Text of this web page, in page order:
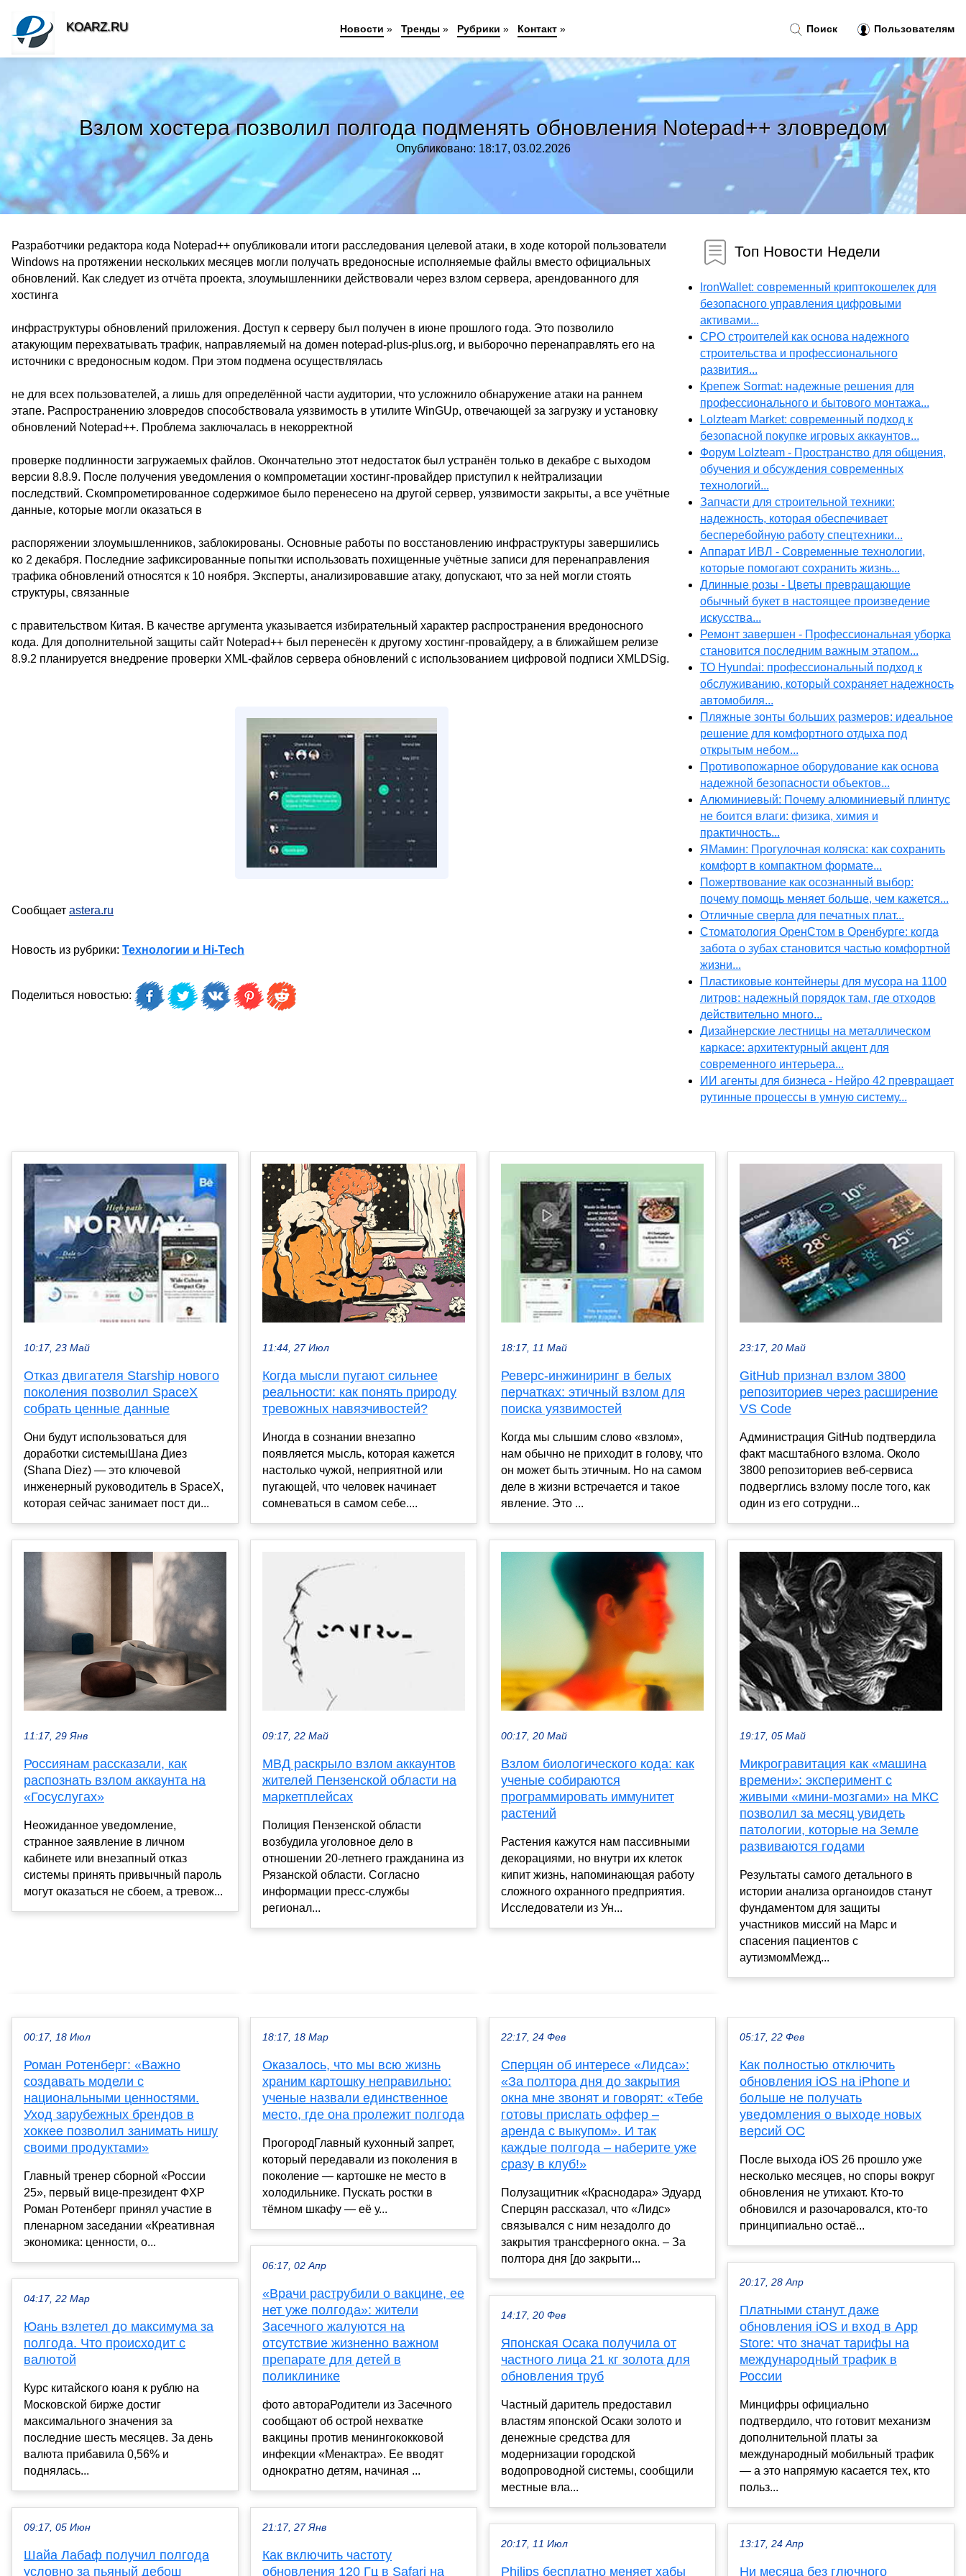
Взлом хостера позволил полгода подменять обновления Notepad++ зловредом
Опубликовано: 18:17, 03.02.2026
Разработчики редактора кода Notepad++ опубликовали итоги расследования целевой атаки, в ходе которой пользователи
Windows на протяжении нескольких месяцев могли получать вредоносные исполняемые файлы вместо официальных
обновлений. Как следует из отчёта проекта, злоумышленники действовали через взлом сервера, арендованного для
хостинга
инфраструктуры обновлений приложения. Доступ к серверу был получен в июне прошлого года. Это позволило
атакующим перехватывать трафик, направляемый на домен notepad-plus-plus.org, и выборочно перенаправлять его на
источники с вредоносным кодом. При этом подмена осуществлялась
не для всех пользователей, а лишь для определённой части аудитории, что усложнило обнаружение атаки на раннем
этапе. Распространению зловредов способствовала уязвимость в утилите WinGUp, отвечающей за загрузку и установку
обновлений Notepad++. Проблема заключалась в некорректной
проверке подлинности загружаемых файлов. Окончательно этот недостаток был устранён только в декабре с выходом
версии 8.8.9. После получения уведомления о компрометации хостинг-провайдер приступил к нейтрализации
последствий. Скомпрометированное содержимое было перенесено на другой сервер, уязвимости закрыты, а все учётные
данные, которые могли оказаться в
распоряжении злоумышленников, заблокированы. Основные работы по восстановлению инфраструктуры завершились
ко 2 декабря. Последние зафиксированные попытки использовать похищенные учётные записи для перенаправления
трафика обновлений относятся к 10 ноября. Эксперты, анализировавшие атаку, допускают, что за ней могли стоять
структуры, связанные
с правительством Китая. В качестве аргумента указывается избирательный характер распространения вредоносного
кода. Для дополнительной защиты сайт Notepad++ был перенесён к другому хостинг-провайдеру, а в ближайшем релизе
8.9.2 планируется внедрение проверки XML-файлов сервера обновлений с использованием цифровой подписи XMLDSig.
Сообщает astera.ru
Новость из рубрики: Технологии и Hi-Tech
Поделиться новостью:
Топ Новости Недели
IronWallet: современный криптокошелек для
безопасного управления цифровыми
активами...
СРО строителей как основа надежного
строительства и профессионального
развития...
Крепеж Sormat: надежные решения для
профессионального и бытового монтажа...
Lolzteam Market: современный подход к
безопасной покупке игровых аккаунтов...
Форум Lolzteam - Пространство для общения,
обучения и обсуждения современных
технологий...
Запчасти для строительной техники:
надежность, которая обеспечивает
бесперебойную работу спецтехники...
Аппарат ИВЛ - Современные технологии,
которые помогают сохранить жизнь...
Длинные розы - Цветы превращающие
обычный букет в настоящее произведение
искусства...
Ремонт завершен - Профессиональная уборка
становится последним важным этапом...
ТО Hyundai: профессиональный подход к
обслуживанию, который сохраняет надежность
автомобиля...
Пляжные зонты больших размеров: идеальное
решение для комфортного отдыха под
открытым небом...
Противопожарное оборудование как основа
надежной безопасности объектов...
Алюминиевый: Почему алюминиевый плинтус
не боится влаги: физика, химия и
практичность...
ЯМамин: Прогулочная коляска: как сохранить
комфорт в компактном формате...
Пожертвование как осознанный выбор:
почему помощь меняет больше, чем кажется...
Отличные сверла для печатных плат...
Стоматология ОренСтом в Оренбурге: когда
забота о зубах становится частью комфортной
жизни...
Пластиковые контейнеры для мусора на 1100
литров: надежный порядок там, где отходов
действительно много...
Дизайнерские лестницы на металлическом
каркасе: архитектурный акцент для
современного интерьера...
ИИ агенты для бизнеса - Нейро 42 превращает
рутинные процессы в умную систему...
10:17, 23 Май
Отказ двигателя Starship нового
поколения позволил SpaceX
собрать ценные данные
Они будут использоваться для
доработки системыШана Диез
(Shana Diez) — это ключевой
инженерный руководитель в SpaceX,
которая сейчас занимает пост ди...
11:17, 29 Янв
Россиянам рассказали, как
распознать взлом аккаунта на
«Госуслугах»
Неожиданное уведомление,
странное заявление в личном
кабинете или внезапный отказ
системы принять привычный пароль
могут оказаться не сбоем, а тревож...
11:44, 27 Июл
Когда мысли пугают сильнее
реальности: как понять природу
тревожных навязчивостей?
Иногда в сознании внезапно
появляется мысль, которая кажется
настолько чужой, неприятной или
пугающей, что человек начинает
сомневаться в самом себе....
09:17, 22 Май
МВД раскрыло взлом аккаунтов
жителей Пензенской области на
маркетплейсах
Полиция Пензенской области
возбудила уголовное дело в
отношении 20-летнего гражданина из
Рязанской области. Согласно
информации пресс-службы
регионал...
18:17, 11 Май
Реверс-инжиниринг в белых
перчатках: этичный взлом для
поиска уязвимостей
Когда мы слышим слово «взлом»,
нам обычно не приходит в голову, что
он может быть этичным. Но на самом
деле в жизни встречается и такое
явление. Это ...
00:17, 20 Май
Взлом биологического кода: как
ученые собираются
программировать иммунитет
растений
Растения кажутся нам пассивными
декорациями, но внутри их клеток
кипит жизнь, напоминающая работу
сложного охранного предприятия.
Исследователи из Ун...
23:17, 20 Май
GitHub признал взлом 3800
репозиториев через расширение
VS Code
Администрация GitHub подтвердила
факт масштабного взлома. Около
3800 репозиториев веб-сервиса
подверглись взлому после того, как
один из его сотрудни...
19:17, 05 Май
Микрогравитация как «машина
времени»: эксперимент с
живыми «мини-мозгами» на МКС
позволил за месяц увидеть
патологии, которые на Земле
развиваются годами
Результаты самого детального в
истории анализа органоидов станут
фундаментом для защиты
участников миссий на Марс и
спасения пациентов с
аутизмомМежд...
00:17, 18 Июл
Роман Ротенберг: «Важно
создавать модели с
национальными ценностями.
Уход зарубежных брендов в
хоккее позволил занимать нишу
своими продуктами»
Главный тренер сборной «России
25», первый вице-президент ФХР
Роман Ротенберг принял участие в
пленарном заседании «Креативная
экономика: ценности, о...
04:17, 22 Мар
Юань взлетел до максимума за
полгода. Что происходит с
валютой
Курс китайского юаня к рублю на
Московской бирже достиг
максимального значения за
последние шесть месяцев. За день
валюта прибавила 0,56% и
поднялась...
09:17, 05 Июн
Шайа Лабаф получил полгода
условно за пьяный дебош
18:17, 18 Мар
Оказалось, что мы всю жизнь
храним картошку неправильно:
ученые назвали единственное
место, где она пролежит полгода
ПрогородГлавный кухонный запрет,
который передавали из поколения в
поколение — картошке не место в
холодильнике. Пускать ростки в
тёмном шкафу — её у...
06:17, 02 Апр
«Врачи раструбили о вакцине, ее
нет уже полгода»: жители
Засечного жалуются на
отсутствие жизненно важном
препарате для детей в
поликлинике
фото автораРодители из Засечного
сообщают об острой нехватке
вакцины против менингококковой
инфекции «Менактра». Ее вводят
однократно детям, начиная ...
21:17, 27 Янв
Как включить частоту
обновления 120 Гц в Safari на
22:17, 24 Фев
Сперцян об интересе «Лидса»:
«За полтора дня до закрытия
окна мне звонят и говорят: «Тебе
готовы прислать оффер –
аренда с выкупом». И так
каждые полгода – наберите уже
сразу в клуб!»
Полузащитник «Краснодара» Эдуард
Сперцян рассказал, что «Лидс»
связывался с ним незадолго до
закрытия трансферного окна. – За
полтора дня [до закрыти...
14:17, 20 Фев
Японская Осака получила от
частного лица 21 кг золота для
обновления труб
Частный даритель предоставил
властям японской Осаки золото и
денежные средства для
модернизации городской
водопроводной системы, сообщили
местные вла...
20:17, 11 Июл
Philips бесплатно меняет хабы
05:17, 22 Фев
Как полностью отключить
обновления iOS на iPhone и
больше не получать
уведомления о выходе новых
версий ОС
После выхода iOS 26 прошло уже
несколько месяцев, но споры вокруг
обновления не утихают. Кто-то
обновился и разочаровался, кто-то
принципиально остаё...
20:17, 28 Апр
Платными станут даже
обновления iOS и вход в App
Store: что значат тарифы на
международный трафик в
России
Минцифры официально
подтвердило, что готовит механизм
дополнительной платы за
международный мобильный трафик
— а это напрямую касается тех, кто
польз...
13:17, 24 Апр
Ни месяца без глючного
Поиск Пользователям
KOARZ.RU Новости » Тренды » Рубрики » Контакт »